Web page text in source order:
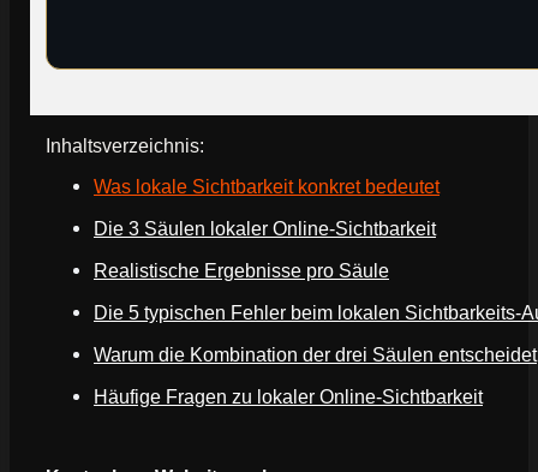
Inhaltsverzeichnis:
Was lokale Sichtbarkeit konkret bedeutet
Die 3 Säulen lokaler Online-Sichtbarkeit
Realistische Ergebnisse pro Säule
Die 5 typischen Fehler beim lokalen Sichtbarkeits-
Warum die Kombination der drei Säulen entscheidet
Häufige Fragen zu lokaler Online-Sichtbarkeit